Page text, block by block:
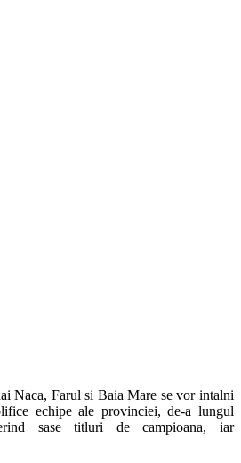
Naca, Farul si Baia Mare se vor intalni
echipe ale provinciei, de-a lungul
sase titluri de campioana, iar